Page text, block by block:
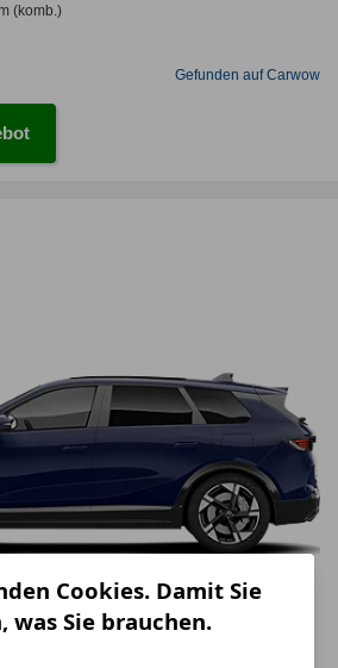
(komb.)
Gefunden auf Carwow
Cookies. Damit Sie
was Sie brauchen.